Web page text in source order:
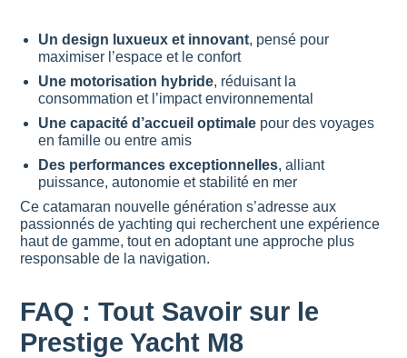
Un design luxueux et innovant, pensé pour
maximiser l’espace et le confort
Une motorisation hybride, réduisant la
consommation et l’impact environnemental
Une capacité d’accueil optimale pour des voyages
en famille ou entre amis
Des performances exceptionnelles, alliant
puissance, autonomie et stabilité en mer
Ce catamaran nouvelle génération s’adresse aux
passionnés de yachting qui recherchent une expérience
haut de gamme, tout en adoptant une approche plus
responsable de la navigation.
FAQ : Tout Savoir sur le
Prestige Yacht M8